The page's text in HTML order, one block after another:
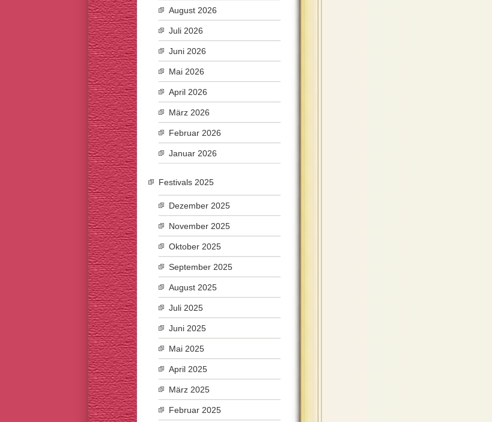
August 2026
Juli 2026
Juni 2026
Mai 2026
April 2026
März 2026
Februar 2026
Januar 2026
Festivals 2025
Dezember 2025
November 2025
Oktober 2025
September 2025
August 2025
Juli 2025
Juni 2025
Mai 2025
April 2025
März 2025
Februar 2025